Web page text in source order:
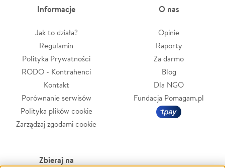
Informacje
Jak to działa?
Regulamin
Polityka Prywatności
RODO - Kontrahenci
Kontakt
Porównanie serwisów
Polityka plików cookie
Zarządzaj zgodami cookie
O nas
Opinie
Raporty
Za darmo
Blog
Dla NGO
Fundacja Pomagam.pl
Zbieraj na